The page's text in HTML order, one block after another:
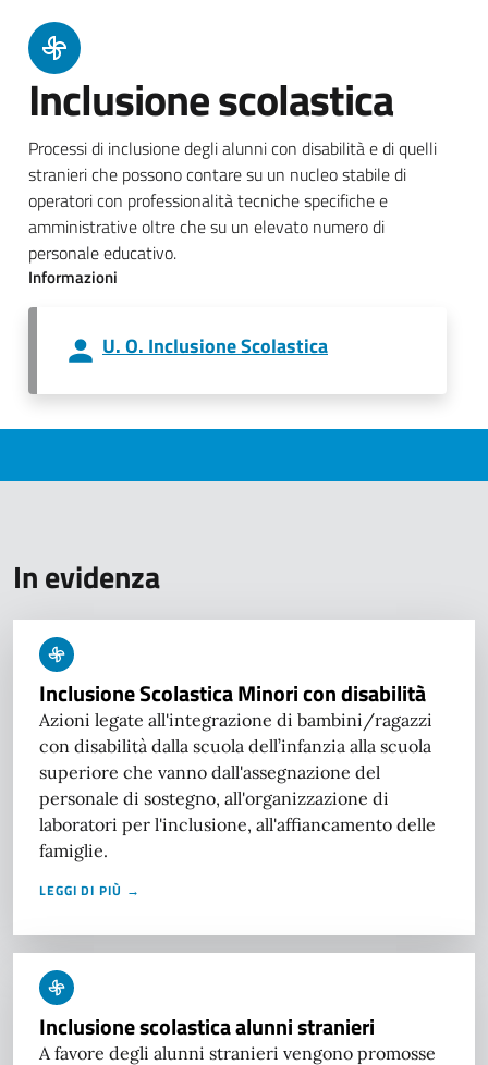
Inclusione scolastica
Processi di inclusione degli alunni con disabilità e di quelli
stranieri che possono contare su un nucleo stabile di
operatori con professionalità tecniche specifiche e
amministrative oltre che su un elevato numero di
personale educativo.
Informazioni
U. O. Inclusione Scolastica
In evidenza
Inclusione Scolastica Minori con disabilità
Azioni legate all'integrazione di bambini/ragazzi
con disabilità dalla scuola dell’infanzia alla scuola
superiore che vanno dall'assegnazione del
personale di sostegno, all'organizzazione di
laboratori per l'inclusione, all'affiancamento delle
famiglie.
LEGGI DI PIÙ →
Inclusione scolastica alunni stranieri
A favore degli alunni stranieri vengono promosse